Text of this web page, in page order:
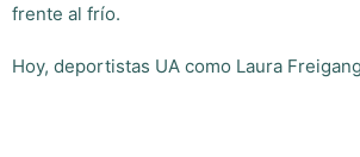
frente al frío.
Hoy, deportistas UA como Laura